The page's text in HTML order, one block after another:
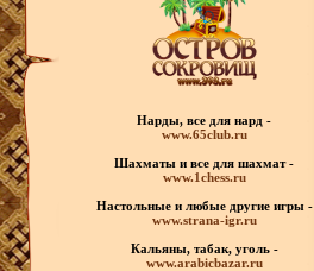
Нарды, все для нард -
www.65club.ru
Шахматы и все для шахмат -
www.1chess.ru
Настольные и любые другие игры -
www.strana-igr.ru
Кальяны, табак, уголь -
www.arabicbazar.ru